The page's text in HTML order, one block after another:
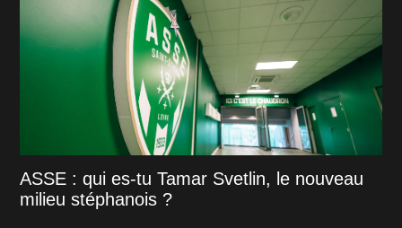
ASSE : qui es-tu Tamar Svetlin, le nouveau
milieu stéphanois ?